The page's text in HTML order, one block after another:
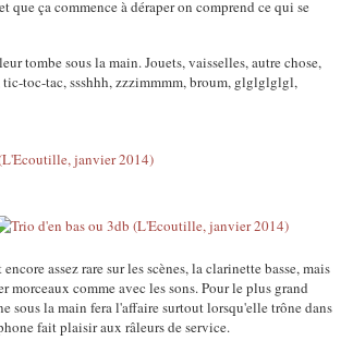
que ça commence à déraper on comprend ce qui se
tombe sous la main. Jouets, vaisselles, autre chose,
toc-tac, ssshhh, zzzimmmm, broum, glglglglgl,
assez rare sur les scènes, la clarinette basse, mais
comme avec les sons. Pour le plus grand
sous la main fera l'affaire surtout lorsqu'elle trône dans
fait plaisir aux râleurs de service.